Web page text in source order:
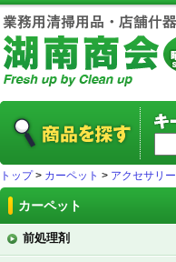
トップ> カーペット > アクセサリー
カーペット
前処理剤